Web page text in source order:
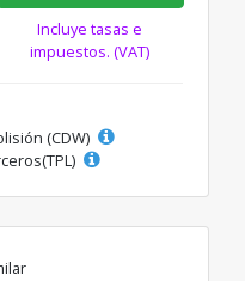
Incluye tasas e
impuestos. (VAT)
(CDW)